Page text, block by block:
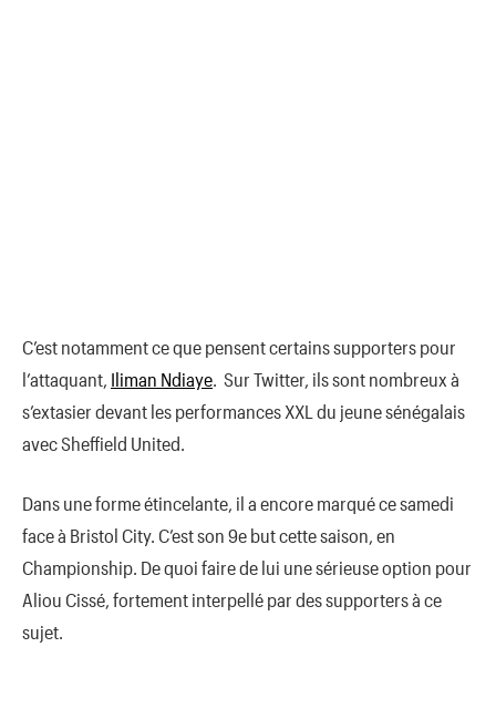
C’est notamment ce que pensent certains supporters pour
l’attaquant, Iliman Ndiaye . Sur Twitter, ils sont nombreux à
s’extasier devant les performances XXL du jeune sénégalais
avec Sheffield United.
Dans une forme étincelante, il a encore marqué ce samedi
face à Bristol City. C’est son 9e but cette saison, en
Championship. De quoi faire de lui une sérieuse option pour
Aliou Cissé, fortement interpellé par des supporters à ce
sujet.